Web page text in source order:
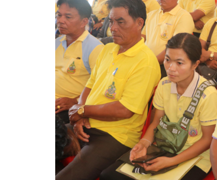
รายงานตรวจสอบภายใน
รายงานเครื่องจักรกล อบจ.
ศูนย์อำนวยการการเลือกตั้ง สมาชิกสภาและนายก
งานแผนการบริหารจัดการความเสี่ยงของ อบจ.สุพร